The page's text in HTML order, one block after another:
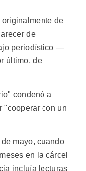
originalmente de
de
periodístico —
último, de
condenó a
"cooperar con un
mayo, cuando
en la cárcel
incluía lecturas